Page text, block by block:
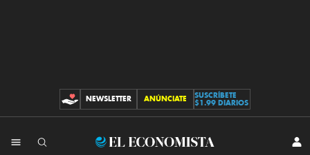
CONTRIBUCIONES
NEWSLETTER ANÚNCIATE
SUSCRÍBETE
$1.99 DIARIOS
El